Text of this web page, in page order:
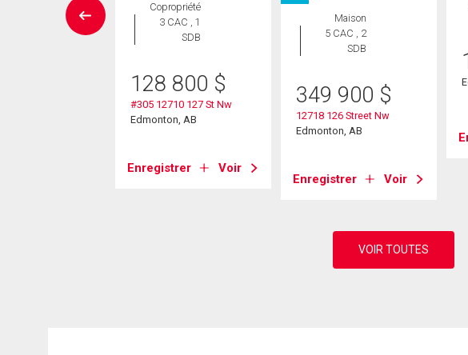
Copropriété
3 CAC , 1
SDB
128 800 $
#305 12710 127 St Nw
Edmonton, AB
Enregistrer Voir
Maison
5 CAC , 2
SDB
349 900 $
12718 126 Street Nw
Edmonton, AB
Enregistrer Voir